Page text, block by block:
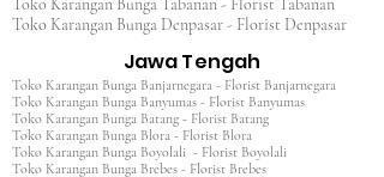
Toko Karangan Bunga Tabanan - Florist Tabanan
Toko Karangan Bunga Denpasar - Florist Denpasar
Jawa Tengah
Toko Karangan Bunga Banjarnegara - Florist Banjarnegara
Toko Karangan Bunga Banyumas - Florist Banyumas
Toko Karangan Bunga Batang - Florist Batang
Toko Karangan Bunga Blora - Florist Blora
Toko Karangan Bunga Boyolali - Florist Boyolali
Toko Karangan Bunga Brebes - Florist Brebes